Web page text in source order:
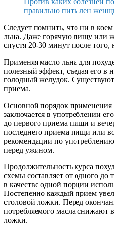
Против каких болезней
правильно пить лен
Следует помнить, что ни в коем
льна. Даже горячую пищу или
спустя 20-30 минут после того,
Применяя масло льна для
полезный эффект, съедая его в
голодный желудок.
приема.
Основной порядок применения
заключается в употреблении
до первого приема пищи и
последнего приема пищи или
рекомендации по
перед ужином.
Продолжительность курса
схемы составляет от одного до
в качестве одной порции
Постепенно каждый прием
столовой ложки. Перед
потребляемого масла снижают
ложки.